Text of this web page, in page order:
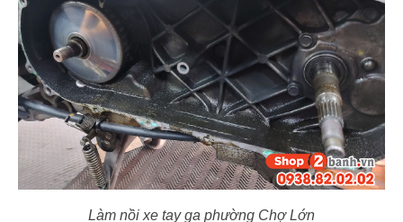
Làm nồi xe tay ga phường Chợ Lớn